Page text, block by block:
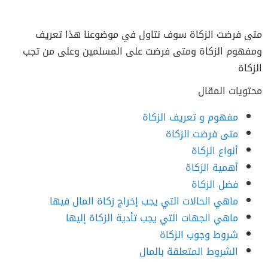
متى فرضت الزكاة سوف نتاول في موضوعنا هذا تعريف
ومفهوم الزكاة ومتى فرضت على المسلمين وعلى من تجب
الزكاة
محتويات المقال
مفهوم و تعريف الزكاة
متى فرضت الزكاة
أنواع الزكاة
أهمية الزكاة
فضل الزكاة
ماهي الحالات التي يجب إخراج زكاة المال فيها
ماهي الجهات التي يجب تأدية الزكاة إليها
شروط وجوب الزكاة
الشروط المتعلقة بالمال